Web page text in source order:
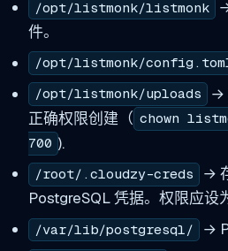
/opt/listmonk/listmonk
件。
/opt/listmonk/
/opt/listmonk/uploads
→
正确权限创建（ chown
700 ).
/root/.cloudzy-creds
→
PostgreSQL 凭据。权限应设
/var/lib/postgresql/ →